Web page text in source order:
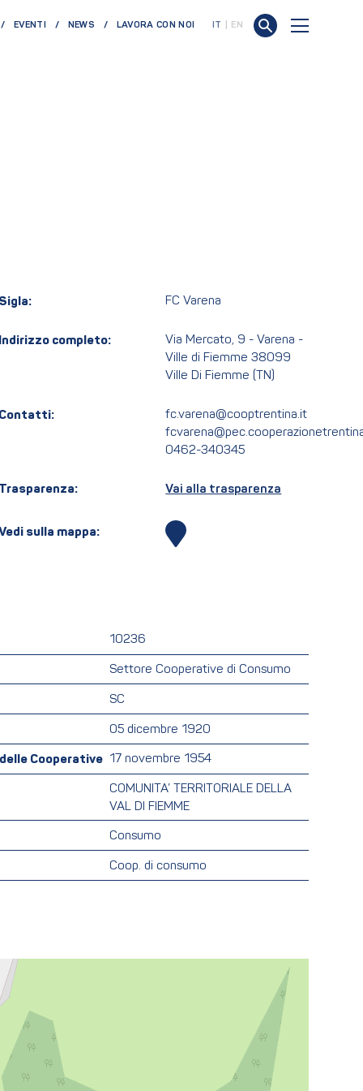
EVENTI NEWS LAVORA CON NOI IT EN
Sigla: FC Varena
Indirizzo completo:
Via Mercato, 9 - Varena -
Ville di Fiemme 38099
Ville Di Fiemme (TN)
Contatti:
fc.varena@cooptrentina.it
0462-340345
Trasparenza: Vai alla trasparenza
sulla mappa:
10236
Settore Cooperative di Consumo
SC
05 dicembre 1920
Cooperative 17 novembre 1954
COMUNITA’ TERRITORIALE DELLA
VAL DI FIEMME
Consumo
Coop. di consumo